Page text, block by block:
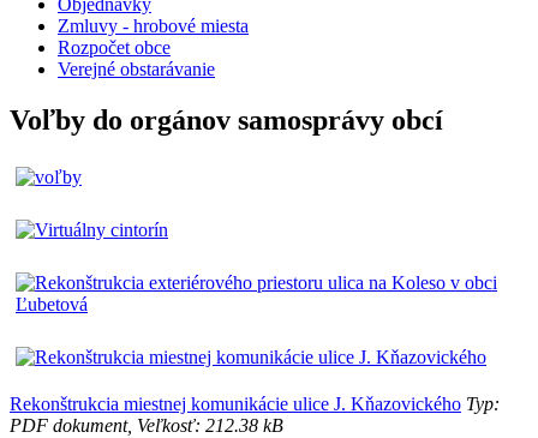
Objednávky
Zmluvy - hrobové miesta
Rozpočet obce
Verejné obstarávanie
Voľby do orgánov samosprávy obcí
Rekonštrukcia miestnej komunikácie ulice J. Kňazovického Typ:
PDF dokument, Veľkosť: 212.38 kB